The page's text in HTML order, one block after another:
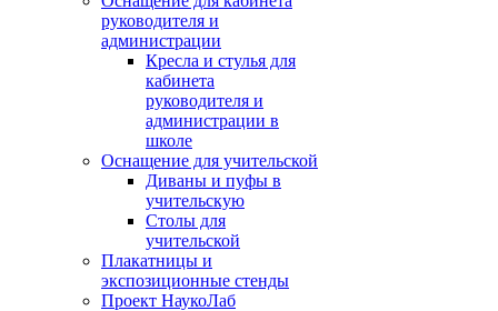
руководителя и
администрации
Кресла и стулья для
кабинета
руководителя и
администрации в
школе
Оснащение для учительской
Диваны и пуфы в
учительскую
Столы для
учительской
Плакатницы и
экспозиционные стенды
Проект НаукоЛаб